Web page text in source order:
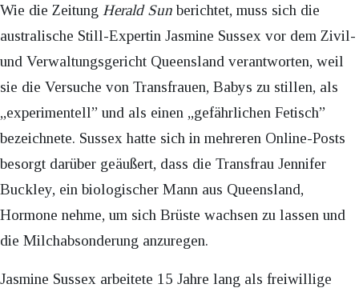
Wie die Zeitung Herald Sunberichtet, muss sich die
australische Still-Expertin Jasmine Sussex vor dem Zivil-
und Verwaltungsgericht Queensland verantworten, weil
sie die Versuche von Transfrauen, Babys zu stillen, als
„experimentell” und als einen „gefährlichen Fetisch”
bezeichnete. Sussex hatte sich in mehreren Online-Posts
besorgt darüber geäußert, dass die Transfrau Jennifer
Buckley, ein biologischer Mann aus Queensland,
Hormone nehme, um sich Brüste wachsen zu lassen und
die Milchabsonderung anzuregen.
Jasmine Sussex arbeitete 15 Jahre lang als freiwillige